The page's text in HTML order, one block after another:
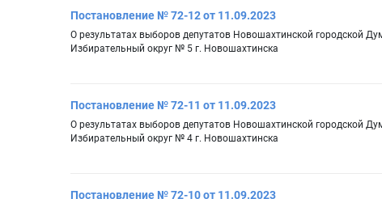
Постановление № 72-12 от 11.09.2023
О результатах выборов депутатов Новошахтинской городской
Избирательный округ № 5 г. Новошахтинска
Постановление № 72-11 от 11.09.2023
О результатах выборов депутатов Новошахтинской городской
Избирательный округ № 4 г. Новошахтинска
Постановление № 72-10 от 11.09.2023